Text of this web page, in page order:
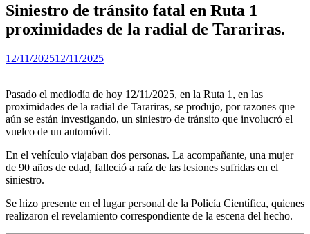
Siniestro de tránsito fatal en Ruta 1
proximidades de la radial de Tarariras.
12/11/202512/11/2025
Pasado el mediodía de hoy 12/11/2025, en la Ruta 1, en las
proximidades de la radial de Tarariras, se produjo, por razones que
aún se están investigando, un siniestro de tránsito que involucró el
vuelco de un automóvil.
En el vehículo viajaban dos personas. La acompañante, una mujer
de 90 años de edad, falleció a raíz de las lesiones sufridas en el
siniestro.
Se hizo presente en el lugar personal de la Policía Científica, quienes
realizaron el revelamiento correspondiente de la escena del hecho.